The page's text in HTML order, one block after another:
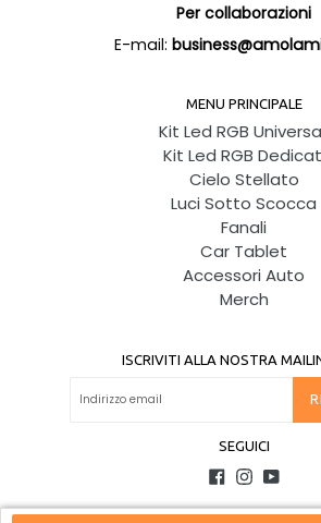
Per collaborazioni
E-mail:
MENU PRINCIPALE
Kit Led RGB
Kit Led RGB
Cielo Stellato
Luci Sotto Scocca
Fanali
Car Tablet
Accessori Auto
Merch
ISCRIVITI ALLA NOSTRA
SEGUICI
Facebook